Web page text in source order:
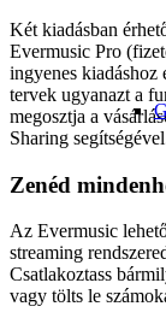
Két kiadásban
Evermusic Pro
ingyenes kiadáshoz
tervek ugyanazt a
megosztja a
Sharing
Zenéd
Az Evermusic
streaming
Csatlakoztass
vagy tölts le